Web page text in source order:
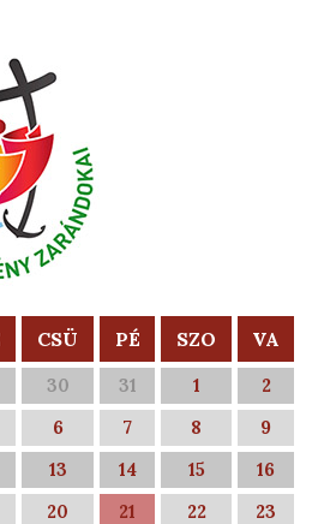
CSÜ PÉ SZO VA
30 31 1
2
6 7 8
9
13 14 15
16
20 21 22
23